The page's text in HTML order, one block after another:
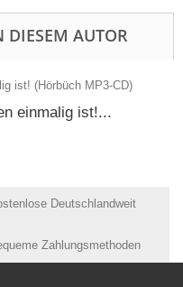
DIESEM AUTOR
einmalig ist!...